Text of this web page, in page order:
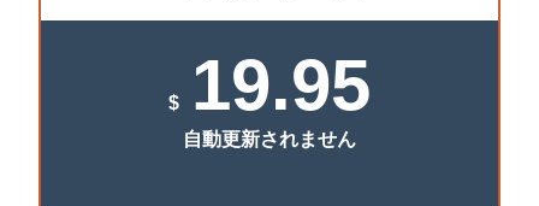
画像の一部をぼかす
$ 19.95
自動更新されません